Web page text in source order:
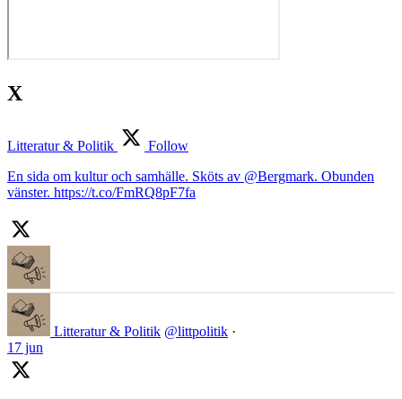
X
Litteratur & Politik
Follow
En sida om kultur och samhälle. Sköts av @Bergmark. Obunden
vänster. https://t.co/FmRQ8pF7fa
Litteratur & Politik @littpolitik ·
17 jun